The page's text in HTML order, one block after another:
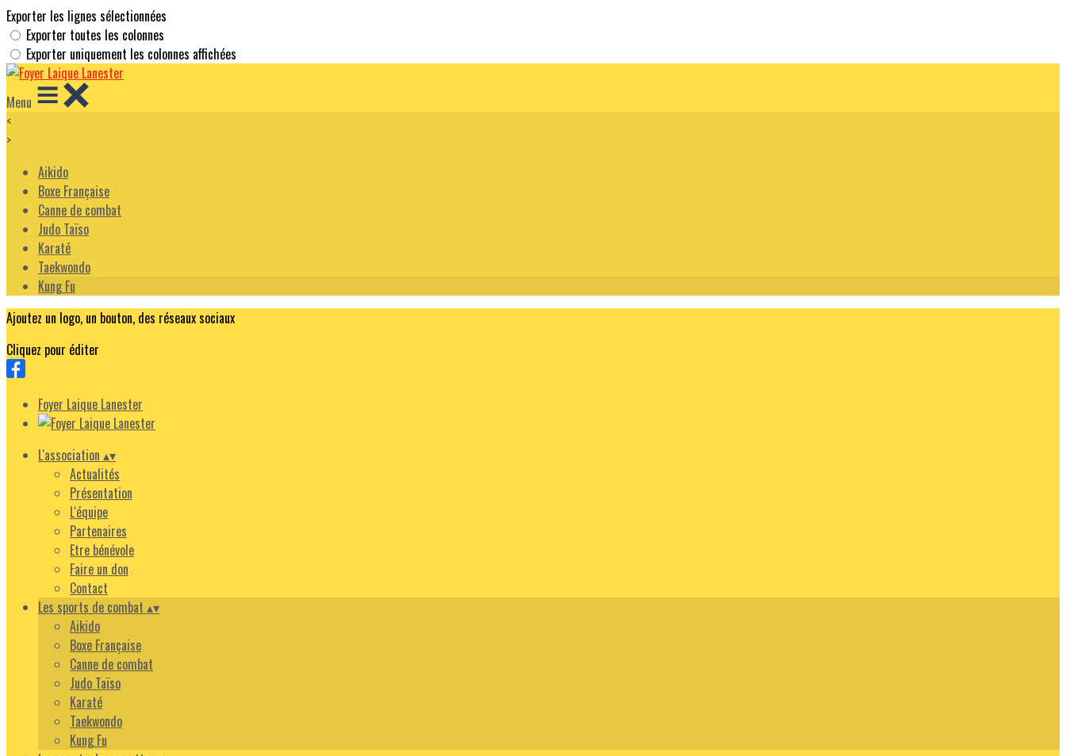
Exporter les lignes sélectionnées
Exporter toutes les colonnes
Exporter uniquement les colonnes affichées
Menu
<
>
Aikido
Boxe Française
Canne de combat
Judo Taïso
Karaté
Taekwondo
Kung Fu
Ajoutez un logo, un bouton, des réseaux sociaux
Cliquez pour éditer
Foyer Laique Lanester
L'association ▴▾
Actualités
Présentation
L'équipe
Partenaires
Etre bénévole
Faire un don
Contact
Les sports de combat ▴▾
Aikido
Boxe Française
Canne de combat
Judo Taïso
Karaté
Taekwondo
Kung Fu